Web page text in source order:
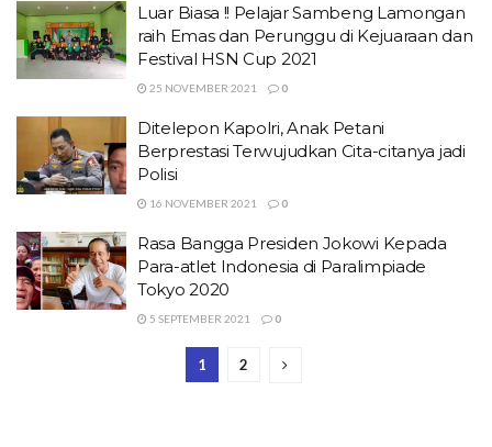
Luar Biasa !! Pelajar Sambeng Lamongan
raih Emas dan Perunggu di Kejuaraan dan
Festival HSN Cup 2021
25 NOVEMBER 2021 0
Ditelepon Kapolri, Anak Petani
Berprestasi Terwujudkan Cita-citanya jadi
Polisi
16 NOVEMBER 2021 0
Rasa Bangga Presiden Jokowi Kepada
Para-atlet Indonesia di Paralimpiade
Tokyo 2020
5 SEPTEMBER 2021 0
1 2